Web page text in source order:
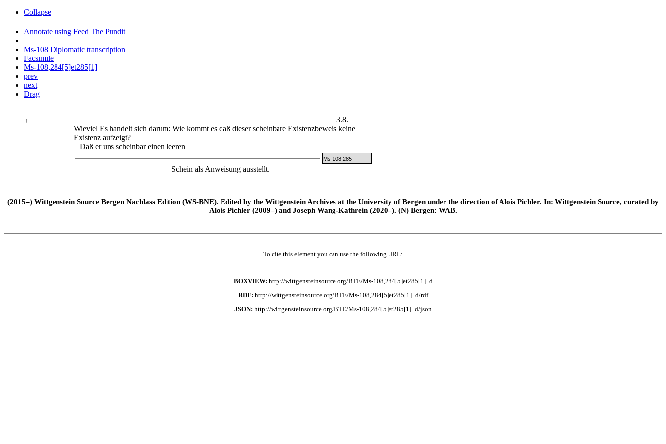
Collapse
Annotate using Feed The Pundit
Ms-108 Diplomatic transcription
Facsimile
Ms-108,284[5]et285[1]
prev
next
Drag
∫
3.8.
Wieviel Es handelt sich darum: Wie kommt es daß dieser scheinbare Existenzbeweis keine
Existenz aufzeigt?
Daß er uns scheinbareinen leeren
Ms-108,285
Schein als Anweisung ausstellt. –
(2015–) Wittgenstein Source Bergen Nachlass Edition (WS-BNE). Edited by the Wittgenstein Archives at the University of Bergen under the direction of Alois Pichler. In: Wittgenstein Source, curated by
Alois Pichler (2009–) and Joseph Wang-Kathrein (2020–). (N) Bergen: WAB.
To cite this element you can use the following URL:
BOXVIEW: http://wittgensteinsource.org/BTE/Ms-108,284[5]et285[1]_d
RDF: http://wittgensteinsource.org/BTE/Ms-108,284[5]et285[1]_d/rdf
JSON: http://wittgensteinsource.org/BTE/Ms-108,284[5]et285[1]_d/json